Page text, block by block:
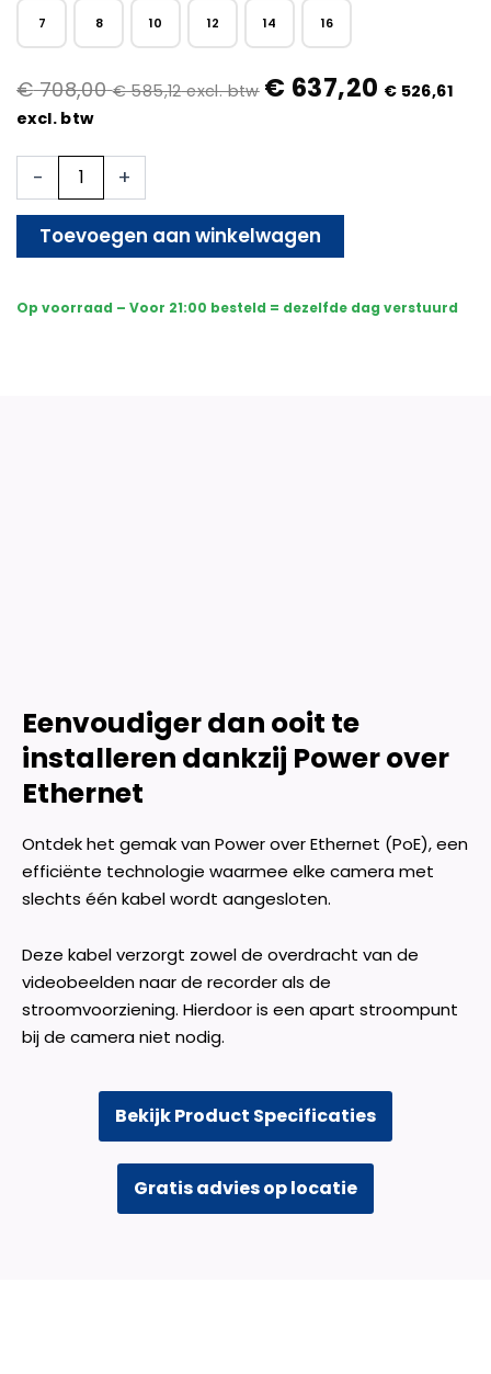
7 8 10 12 14 16
€708,00 €585,12excl. btw € 637,20 € 526,61
excl. btw
-
Beveiligingscamera
Bedraad
Bullet
+
Toevoegen aan winkelwagen
Op voorraad – Voor 21:00 besteld = dezelfde dag verstuurd
Eenvoudiger dan ooit te
installeren dankzij Power over
Ethernet
Ontdek het gemak van Power over Ethernet (PoE), een
efficiënte technologie waarmee elke camera met
slechts één kabel wordt aangesloten.
Deze kabel verzorgt zowel de overdracht van de
videobeelden naar de recorder als de
stroomvoorziening. Hierdoor is een apart stroompunt
bij de camera niet nodig.
Bekijk Product Specificaties
Gratis advies op locatie